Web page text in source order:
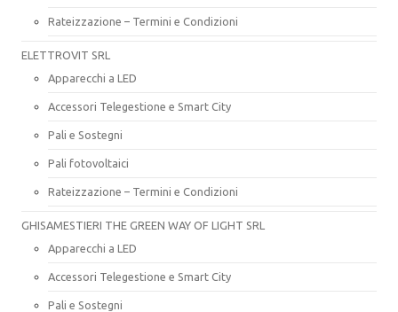
Rateizzazione – Termini e Condizioni
ELETTROVIT SRL
Apparecchi a LED
Accessori Telegestione e Smart City
Pali e Sostegni
Pali fotovoltaici
Rateizzazione – Termini e Condizioni
GHISAMESTIERI THE GREEN WAY OF LIGHT SRL
Apparecchi a LED
Accessori Telegestione e Smart City
Pali e Sostegni